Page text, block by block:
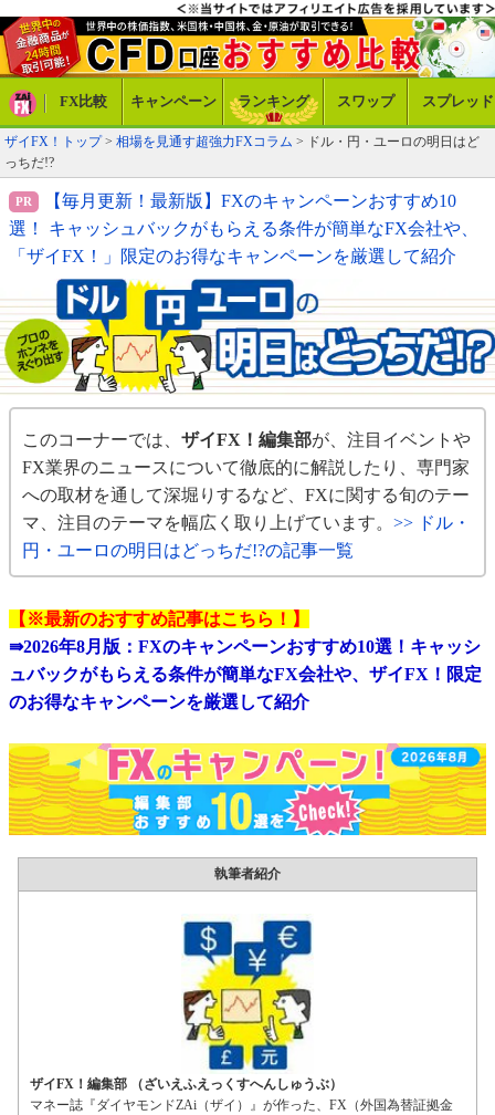
FX比較 キャンペーン ランキング スワップ スプレッド
ザイFX！トップ> 相場を見通す超強力FXコラム > ドル・円・ユーロの明日はど
っちだ!?
【毎月更新！最新版】FXのキャンペーンおすすめ10
選！ キャッシュバックがもらえる条件が簡単なFX会社や、
「ザイFX！」限定のお得なキャンペーンを厳選して紹介
このコーナーでは、 ザイFX！編集部が、注目イベントや
FX業界のニュースについて徹底的に解説したり、専門家
への取材を通して深堀りするなど、FXに関する旬のテー
マ、注目のテーマを幅広く取り上げています。 >> ドル・
円・ユーロの明日はどっちだ!?の記事一覧
【※最新のおすすめ記事はこちら！】
⇛2026年8月版：FXのキャンペーンおすすめ10選！キャッシ
ュバックがもらえる条件が簡単なFX会社や、ザイFX！限定
のお得なキャンペーンを厳選して紹介
執筆者紹介
ザイFX！編集部 （ざいえふえっくすへんしゅうぶ）
マネー誌『ダイヤモンドZAi（ザイ）』が作った、FX（外国為替証拠金